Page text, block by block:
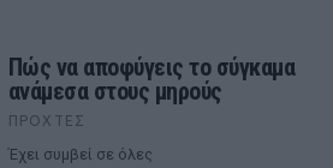
Πώς να αποφύγεις το σύγκαμα
ανάμεσα στους μηρούς
ΠΡΟΧΤΈΣ
Έχει συμβεί σε όλες